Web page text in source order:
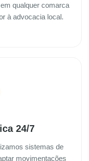
qualquer comarca
à advocacia local.
24/7
sistemas de
movimentações